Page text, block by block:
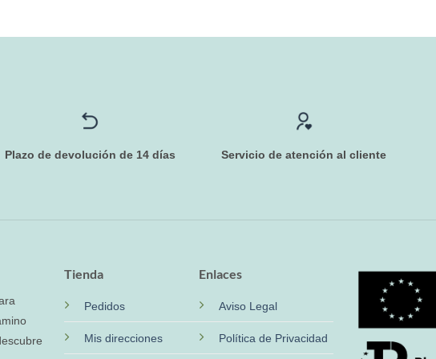
Plazo de devolución de 14 días Servicio de atención al cliente
Tienda
Pedidos
Mis direcciones
Enlaces
Aviso Legal
Política de Privacidad